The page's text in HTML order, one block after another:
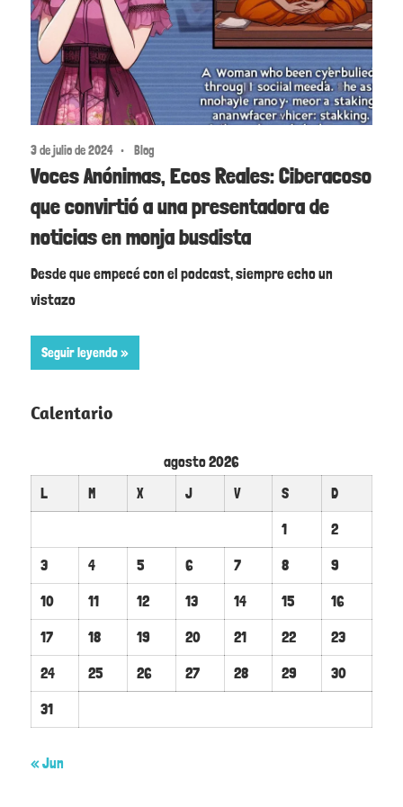
3 de julio de 2024 Blog
Voces Anónimas, Ecos Reales: Ciberacoso
que convirtió a una presentadora de
noticias en monja busdista
Desde que empecé con el podcast, siempre echo un
vistazo
Seguir leyendo
Calentario
agosto 2026
L
M X J V S
D
1
2
3
4 5 6 7 8
9
10
11 12 13 14 15
16
17
18 19 20 21 22
23
24
25 26 27 28 29
30
31
« Jun